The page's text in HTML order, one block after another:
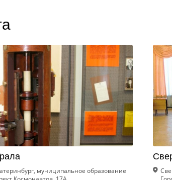
муниципальное образование